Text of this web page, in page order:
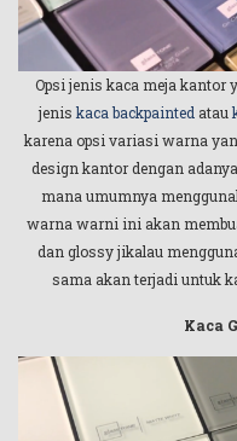
Opsi jenis kaca meja kantor
jenis kaca backpainted atau
karena opsi variasi warna
design kantor dengan
mana umumnya
warna warni ini akan
dan glossy jikalau
sama akan terjadi untuk
Kaca